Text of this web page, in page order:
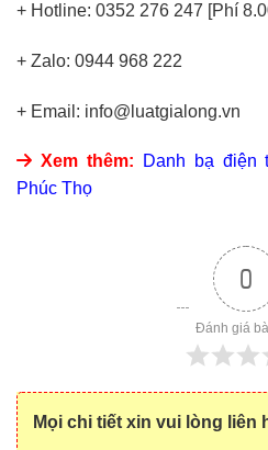
+ Hotline: 0352 276 247 [Phí
+ Zalo: 0944 968 222
+ Email: info@luatgialong.vn
Xem thêm:
Danh bạ điện
Phúc Thọ
0
Đánh giá
Mọi chi tiết xin vui lòng liên